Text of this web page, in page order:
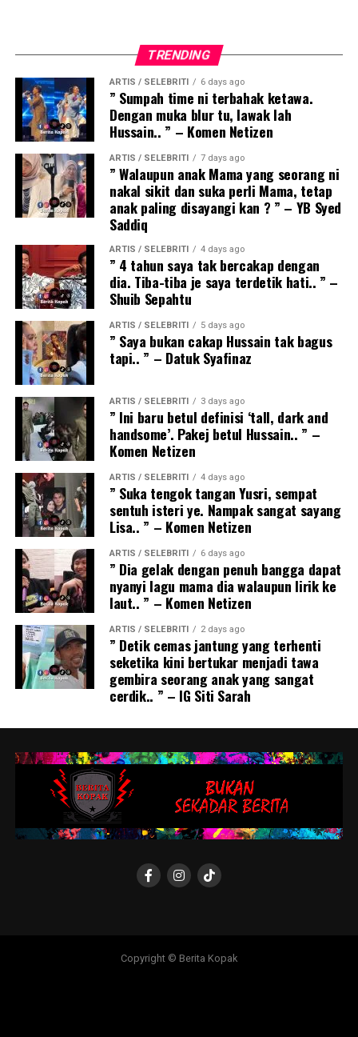
TRENDING
ARTIS / SELEBRITI 6 days ago
” Sumpah time ni terbahak ketawa.
Dengan muka blur tu, lawak lah
Hussain.. ” – Komen Netizen
ARTIS / SELEBRITI 7 days ago
” Walaupun anak Mama yang seorang ni
nakal sikit dan suka perli Mama, tetap
anak paling disayangi kan ? ” – YB Syed
Saddiq
ARTIS / SELEBRITI 4 days ago
” 4 tahun saya tak bercakap dengan
dia. Tiba-tiba je saya terdetik hati.. ” –
Shuib Sepahtu
ARTIS / SELEBRITI 5 days ago
” Saya bukan cakap Hussain tak bagus
tapi.. ” – Datuk Syafinaz
ARTIS / SELEBRITI 3 days ago
” Ini baru betul definisi ‘tall, dark and
handsome’. Pakej betul Hussain.. ” –
Komen Netizen
ARTIS / SELEBRITI 4 days ago
” Suka tengok tangan Yusri, sempat
sentuh isteri ye. Nampak sangat sayang
Lisa.. ” – Komen Netizen
ARTIS / SELEBRITI 6 days ago
” Dia gelak dengan penuh bangga dapat
nyanyi lagu mama dia walaupun lirik ke
laut.. ” – Komen Netizen
ARTIS / SELEBRITI 2 days ago
” Detik cemas jantung yang terhenti
seketika kini bertukar menjadi tawa
gembira seorang anak yang sangat
cerdik.. ” – IG Siti Sarah
Copyright © Berita Kopak